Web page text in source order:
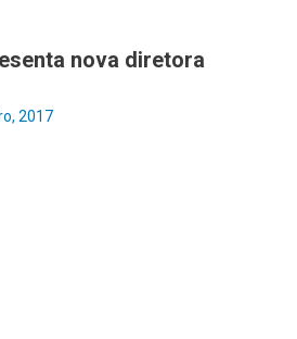
nova diretora
2017